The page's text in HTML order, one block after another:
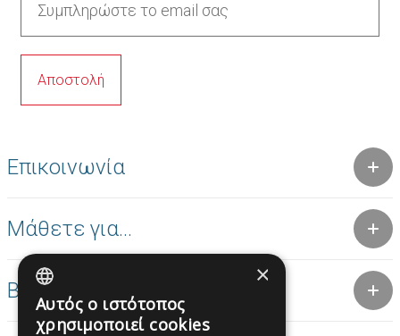
Επικοινωνία
Μάθετε για...
Βραβεία
GREEK
×
Αυτός ο ιστότοπος
χρησιμοποιεί cookies